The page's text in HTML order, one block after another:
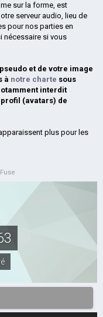
sur la forme, est
serveur audio, lieu de
pour nos parties en
nécessaire si vous
et de votre image
à notre charte sous
interdit
(avatars) de
plus pour les